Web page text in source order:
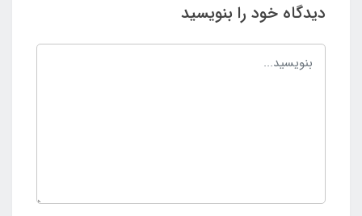
دیدگاه خود را بنویسید